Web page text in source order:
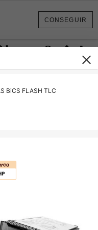
CONSEGUIR
BiCS FLASH TLC